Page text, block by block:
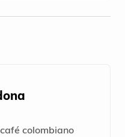
colombiano